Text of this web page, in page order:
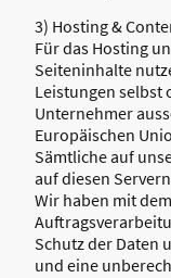
3) Hosting &
Für das Hosting
Seiteninhalte
Leistungen selbst
Unternehmer
Europäischen
Sämtliche auf
auf diesen
Wir haben mit
Schutz der Daten
und eine